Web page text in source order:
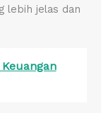
lebih jelas dan